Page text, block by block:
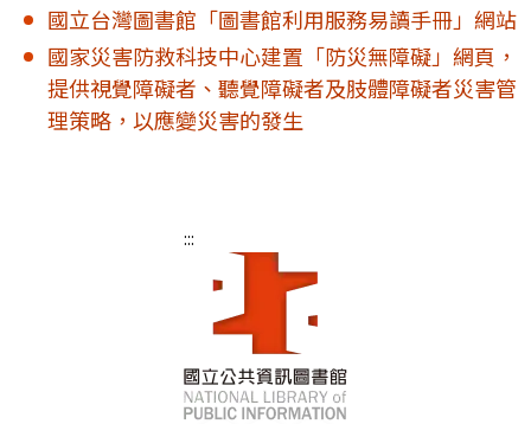
國立台灣圖書館「圖書館利用服務易讀手冊」網站
國家災害防救科技中心建置「防災無障礙」網頁，
提供視覺障礙者、聽覺障礙者及肢體障礙者災害管
理策略，以應變災害的發生
:::